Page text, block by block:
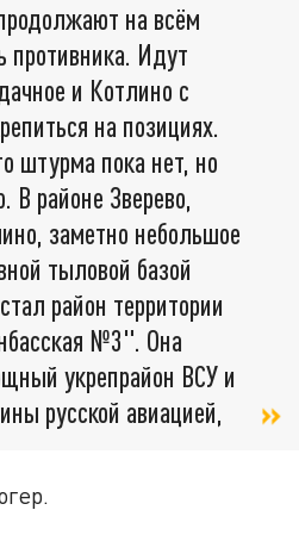
на всём
Идут
и Котлино с
на позициях.
штурма пока нет, но
В районе Зверево,
заметно небольшое
тыловой базой
район территории
№3". Она
укрепрайон ВСУ и
русской авиацией,